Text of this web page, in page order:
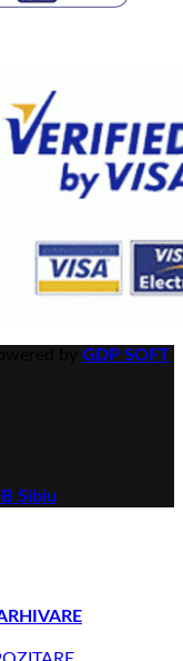
GDP SOFT
Sibiu